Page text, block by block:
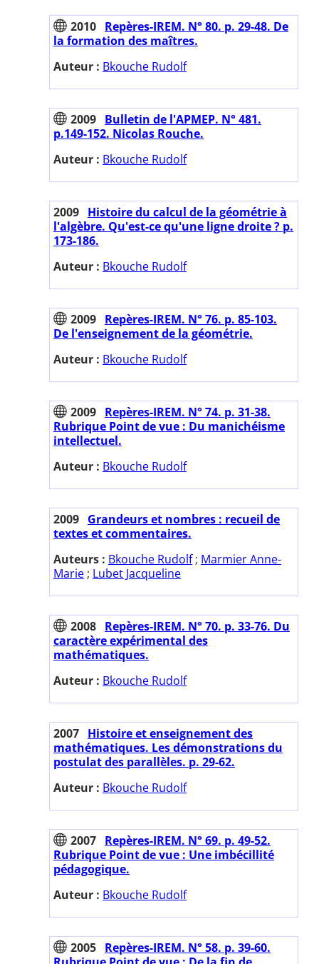
2010 Repères-IREM. N° 80. p. 29-48. De
la formation des maîtres.
Auteur : Bkouche Rudolf
2009 Bulletin de l'APMEP. N° 481.
p.149-152. Nicolas Rouche.
Auteur : Bkouche Rudolf
2009 Histoire du calcul de la géométrie à
l'algèbre. Qu'est-ce qu'une ligne droite ? p.
173-186.
Auteur : Bkouche Rudolf
2009 Repères-IREM. N° 76. p. 85-103.
De l'enseignement de la géométrie.
Auteur : Bkouche Rudolf
2009 Repères-IREM. N° 74. p. 31-38.
Rubrique Point de vue : Du manichéisme
intellectuel.
Auteur : Bkouche Rudolf
2009 Grandeurs et nombres : recueil de
textes et commentaires.
Auteurs : Bkouche Rudolf; Marmier Anne-
Marie ; Lubet Jacqueline
2008 Repères-IREM. N° 70. p. 33-76. Du
caractère expérimental des
mathématiques.
Auteur : Bkouche Rudolf
2007 Histoire et enseignement des
mathématiques. Les démonstrations du
postulat des parallèles. p. 29-62.
Auteur : Bkouche Rudolf
2007 Repères-IREM. N° 69. p. 49-52.
Rubrique Point de vue : Une imbécillité
pédagogique.
Auteur : Bkouche Rudolf
2005 Repères-IREM. N° 58. p. 39-60.